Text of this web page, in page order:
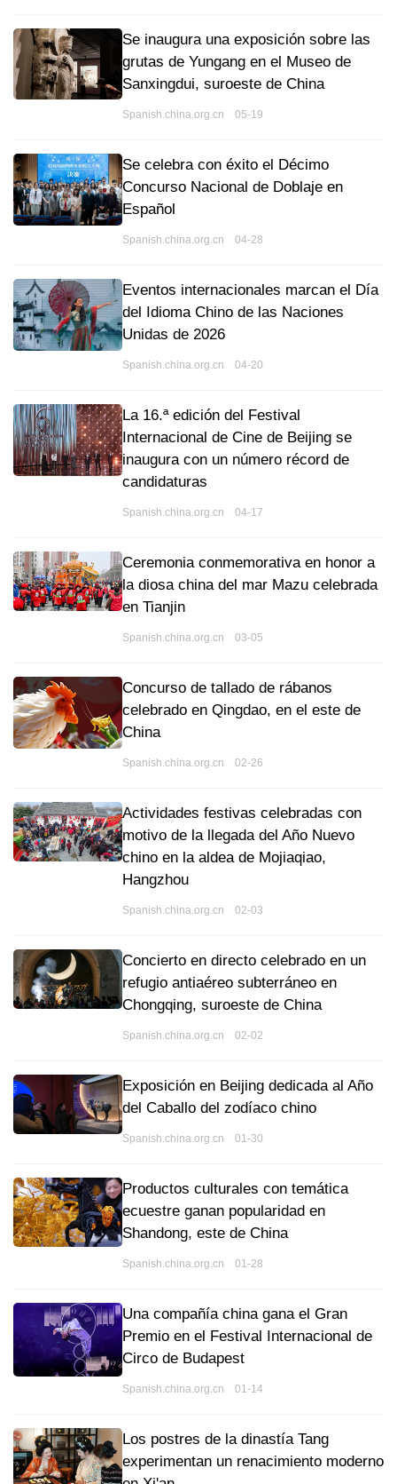
Se inaugura una exposición sobre las
grutas de Yungang en el Museo de
Sanxingdui, suroeste de China
Spanish.china.org.cn 05-19
Se celebra con éxito el Décimo
Concurso Nacional de Doblaje en
Español
Spanish.china.org.cn 04-28
Eventos internacionales marcan el Día
del Idioma Chino de las Naciones
Unidas de 2026
Spanish.china.org.cn 04-20
La 16.ª edición del Festival
Internacional de Cine de Beijing se
inaugura con un número récord de
candidaturas
Spanish.china.org.cn 04-17
Ceremonia conmemorativa en honor a
la diosa china del mar Mazu celebrada
en Tianjin
Spanish.china.org.cn 03-05
Concurso de tallado de rábanos
celebrado en Qingdao, en el este de
China
Spanish.china.org.cn 02-26
Actividades festivas celebradas con
motivo de la llegada del Año Nuevo
chino en la aldea de Mojiaqiao,
Hangzhou
Spanish.china.org.cn 02-03
Concierto en directo celebrado en un
refugio antiaéreo subterráneo en
Chongqing, suroeste de China
Spanish.china.org.cn 02-02
Exposición en Beijing dedicada al Año
del Caballo del zodíaco chino
Spanish.china.org.cn 01-30
Productos culturales con temática
ecuestre ganan popularidad en
Shandong, este de China
Spanish.china.org.cn 01-28
Una compañía china gana el Gran
Premio en el Festival Internacional de
Circo de Budapest
Spanish.china.org.cn 01-14
Los postres de la dinastía Tang
experimentan un renacimiento moderno